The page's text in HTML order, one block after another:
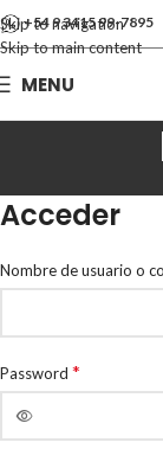
Skip to navigation
Skip to main content
+54 9 3415 99-7895
MENU
Acceder
Nombre de usuario o
Password *